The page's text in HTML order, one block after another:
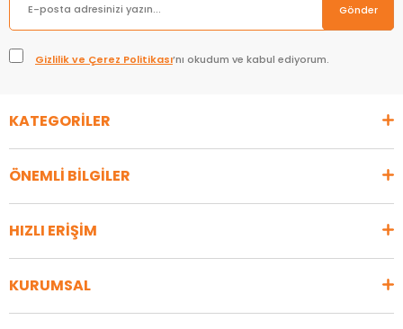
Gönder
Gizlilik ve Çerez Politikası’nı okudum ve kabul ediyorum.
KATEGORİLER
ÖNEMLİ BİLGİLER
HIZLI ERİŞİM
KURUMSAL